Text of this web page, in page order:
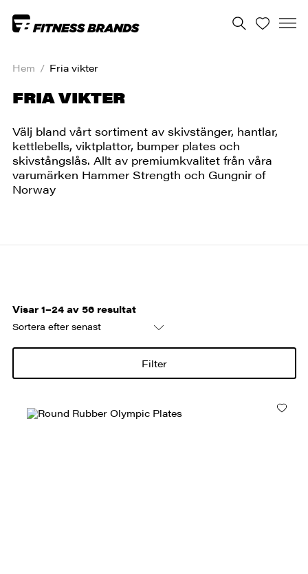
Hem / Fria vikter
FRIA VIKTER
Välj bland vårt sortiment av skivstänger, hantlar,
kettlebells, viktplattor, bumper plates och
skivstångslås. Allt av premiumkvalitet från våra
varumärken Hammer Strength och Gungnir of
Norway
Visar 1–24 av 56 resultatSortera
senaste
Filter